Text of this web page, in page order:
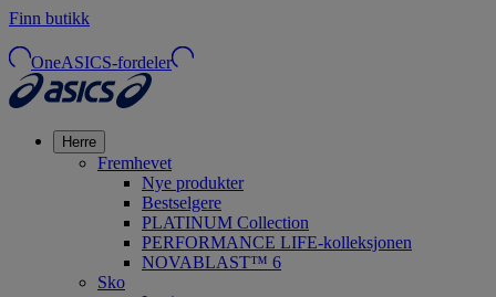
Finn butikk
OneASICS-fordeler
Herre
Fremhevet
Nye produkter
Bestselgere
PLATINUM Collection
PERFORMANCE LIFE-kolleksjonen
NOVABLAST™ 6
Sko